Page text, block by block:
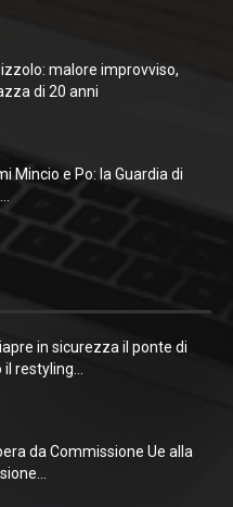
malore improvviso,
di 20 anni
Mincio e Po: la Guardia di
in sicurezza il ponte di
restyling...
da Commissione Ue alla